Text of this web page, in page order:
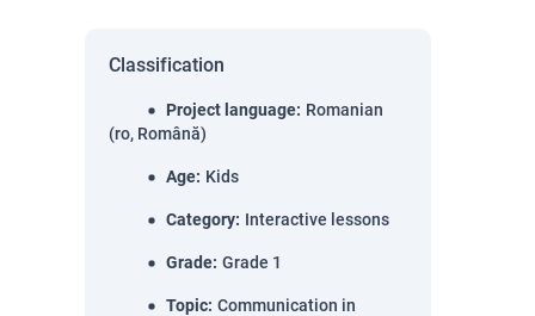
Classification
Project language: Romanian
(ro, Română)
Age: Kids
Category: Interactive lessons
Grade: Grade 1
Topic: Communication in